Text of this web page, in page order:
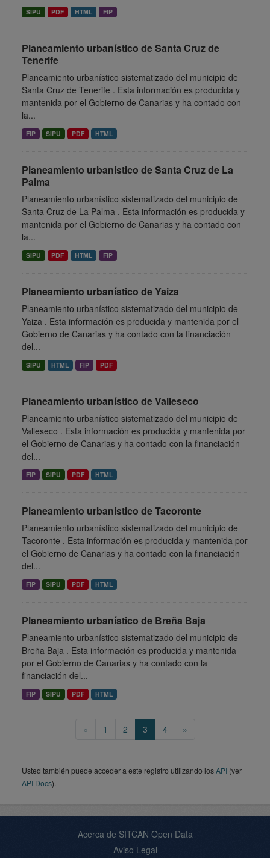
SIPU PDF HTML FIP
Planeamiento urbanístico de Santa Cruz de
Tenerife
Planeamiento urbanístico sistematizado del municipio de
Santa Cruz de Tenerife . Esta información es producida y
mantenida por el Gobierno de Canarias y ha contado con
la...
FIP SIPU PDF HTML
Planeamiento urbanístico de Santa Cruz de La
Palma
Planeamiento urbanístico sistematizado del municipio de
Santa Cruz de La Palma . Esta información es producida y
mantenida por el Gobierno de Canarias y ha contado con
la...
SIPU PDF HTML FIP
Planeamiento urbanístico de Yaiza
Planeamiento urbanístico sistematizado del municipio de
Yaiza . Esta información es producida y mantenida por el
Gobierno de Canarias y ha contado con la financiación
del...
SIPU HTML FIP PDF
Planeamiento urbanístico de Valleseco
Planeamiento urbanístico sistematizado del municipio de
Valleseco . Esta información es producida y mantenida por
el Gobierno de Canarias y ha contado con la financiación
del...
FIP SIPU PDF HTML
Planeamiento urbanístico de Tacoronte
Planeamiento urbanístico sistematizado del municipio de
Tacoronte . Esta información es producida y mantenida por
el Gobierno de Canarias y ha contado con la financiación
del...
FIP SIPU PDF HTML
Planeamiento urbanístico de Breña Baja
Planeamiento urbanístico sistematizado del municipio de
Breña Baja . Esta información es producida y mantenida
por el Gobierno de Canarias y ha contado con la
financiación del...
FIP SIPU PDF HTML
« 1 2 3 4 »
Usted también puede acceder a este registro utilizando losAPI (ver
API Docs).
Acerca de SITCAN Open Data
Aviso Legal